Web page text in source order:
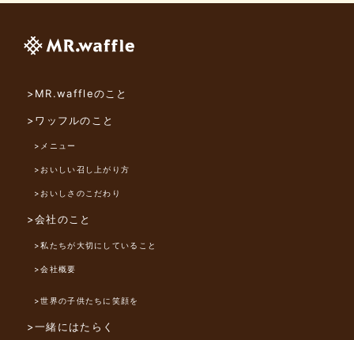
>MR.waffleのこと
>ワッフルのこと
>メニュー
>おいしい召し上がり方
>おいしさのこだわり
>会社のこと
>私たちが大切にしていること
>会社概要
>世界の子供たちに笑顔を
>一緒にはたらく